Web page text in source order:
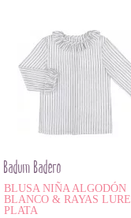
Badum Badero
BLUSA NIÑA ALGODÓN
BLANCO & RAYAS
PLATA